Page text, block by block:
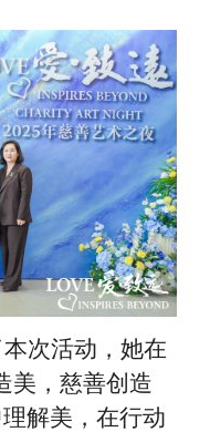
次活动，她在
美，慈善创造
解美，在行动